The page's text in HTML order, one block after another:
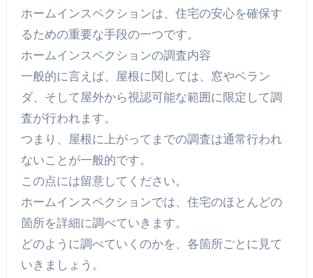
ホームインスペクションは、住宅の安心を確保す
るための重要な手段の一つです。
ホームインスペクションの調査内容
一般的に言えば、屋根に関しては、窓やベラン
ダ、そして屋外から視認可能な範囲に限定して調
査が行われます。
つまり、屋根に上がってまでの調査は通常行われ
ないことが一般的です。
この点には留意してください。
ホームインスペクションでは、住宅のほとんどの
箇所を詳細に調べていきます。
どのように調べていくのかを、各箇所ごとに見て
いきましょう。